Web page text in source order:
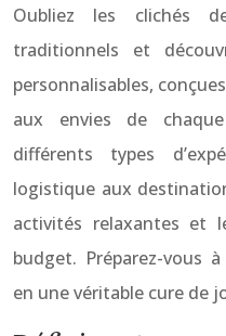
Oubliez les clichés
traditionnels et
personnalisables,
aux envies de
différents types
logistique aux
activités relaxantes et
budget. Préparez-vous
en une véritable cure de